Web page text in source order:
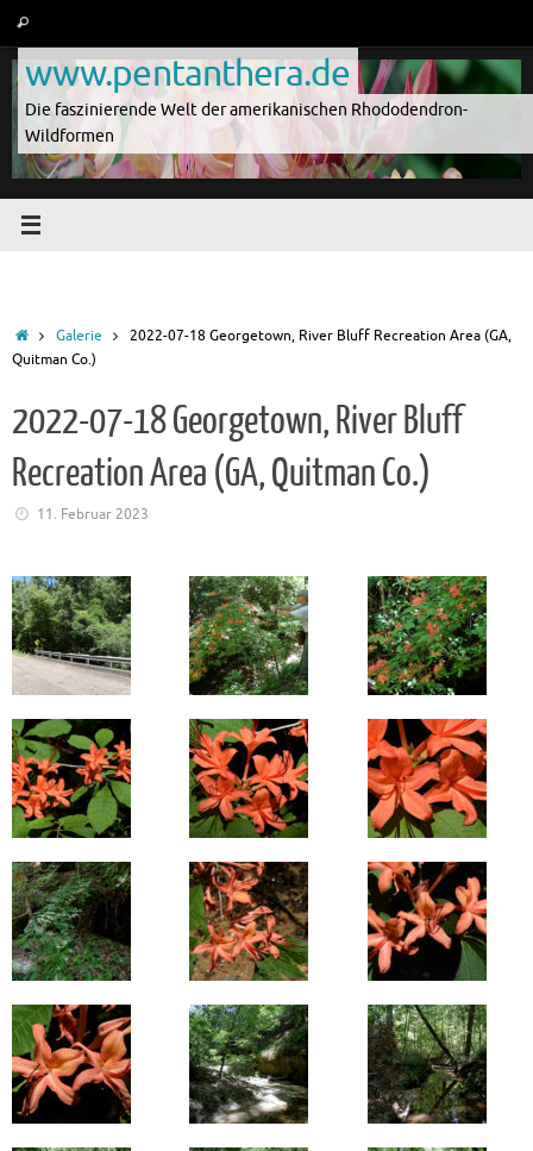
springen
Suchen
www.pentanthera.de
Die faszinierende Welt der amerikanischen Rhododendron-
Wildformen
StartGalerie
2022-07-18 Georgetown, River Bluff Recreation Area (GA,
Quitman Co.)
2022-07-18 Georgetown, River Bluff
Recreation Area (GA, Quitman Co.)
11. Februar 2023